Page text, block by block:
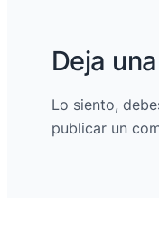
Deja
Lo siento,
publicar un